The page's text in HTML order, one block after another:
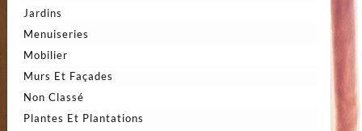
Jardins
Menuiseries
Mobilier
Murs Et Façades
Non Classé
Plantes Et Plantations